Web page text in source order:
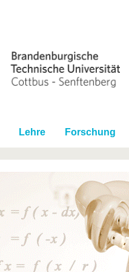
Forschung
Förderung
Wissenschaftlicher
Nachwuchs
Im
Lehre Forschung